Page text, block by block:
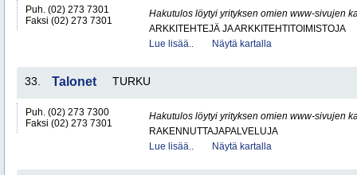
Puh. (02) 273 7301
Faksi (02) 273 7301
Hakutulos löytyi yrityksen omien www-sivujen
ARKKITEHTEJÄ JA ARKKITEHTITOIMISTOJA
Lue lisää..
Näytä kartalla
33. Talonet TURKU
Puh. (02) 273 7300
Faksi (02) 273 7301
Hakutulos löytyi yrityksen omien www-sivujen
RAKENNUTTAJAPALVELUJA
Lue lisää..
Näytä kartalla